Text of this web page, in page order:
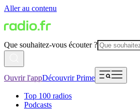
Aller au contenu
Que souhaitez-vous écouter ?
Ouvrir l'appDécouvrir Prime
Top 100 radios
Podcasts